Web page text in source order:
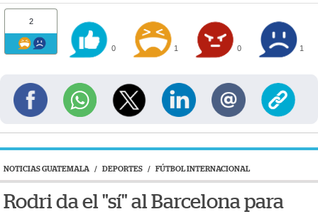
2
0 1 0 1
NOTICIAS GUATEMALA / DEPORTES / FÚTBOL INTERNACIONAL
Rodri da el "sí" al Barcelona para